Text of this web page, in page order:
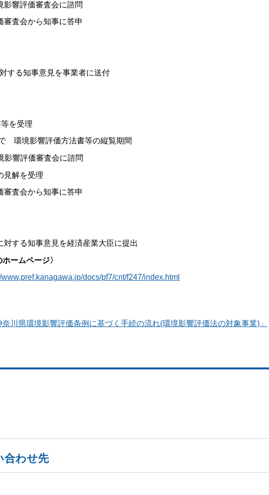
評価審査会に諮問
会から知事に答申
知事意見を事業者に送付
を受理
境影響評価方法書等の縦覧期間
響評価審査会に諮問
解を受理
会から知事に答申
る知事意見を経済産業大臣に提出
ームページ〉
www.pref.kanagawa.jp/docs/pf7/cnt/f247/index.html
川県環境影響評価条例に基づく手続の流れ(環境影響評価法の対象事業)」
合わせ先